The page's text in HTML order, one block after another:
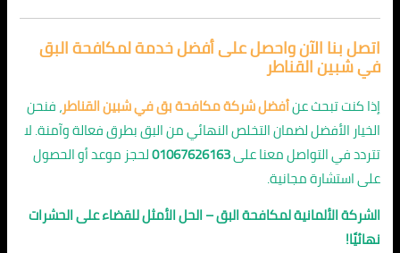
اتصل بنا الآن واحصل على أفضل خدمة لمكافحة البق
في شبين القناطر
إذا كنت تبحث عنأفضل شركة مكافحة بق في شبين القناطر، فنحن
الخيار الأفضل لضمان التخلص النهائي من البق بطرق فعالة وآمنة. لا
تتردد في التواصل معنا على01067626163لحجز موعد أو الحصول
على استشارة مجانية.
الشركة الألمانية لمكافحة البق – الحل الأمثل للقضاء على الحشرات
نهائيًا!